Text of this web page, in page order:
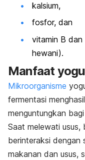
kalsium,
fosfor, dan
vitamin B
hewani).
Manfaat
Mikroorganisme
fermentasi
menguntungkan
Saat melewati
berinteraksi dengan
makanan dan usus,